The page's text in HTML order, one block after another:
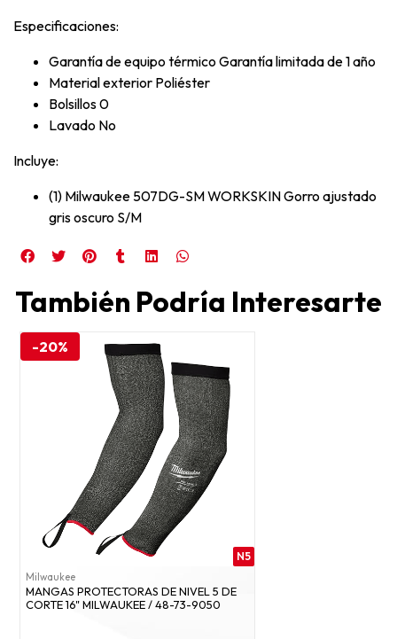
Especificaciones:
Garantía de equipo térmico Garantía limitada de 1 año
Material exterior Poliéster
Bolsillos 0
Lavado No
Incluye:
(1) Milwaukee 507DG-SM WORKSKIN Gorro ajustado
gris oscuro S/M
También Podría Interesarte
-20%
N5
Milwaukee
MANGAS PROTECTORAS DE NIVEL 5 DE
CORTE 16" MILWAUKEE / 48-73-9050